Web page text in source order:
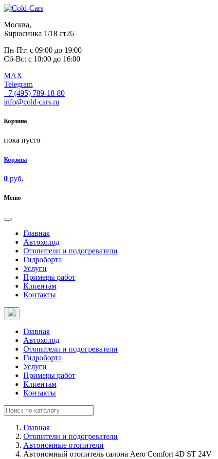
Москва,
Бирюсинка 1/18 ст26 ​
Пн-Пт: с 09:00 до 19:00
Сб-Вс: с 10:00 до 16:00
MAX
Telegram
+7 (495) 789-18-80
info@cold-cars.ru
Корзина
пока пусто
Корзина
0 руб.
Меню
Главная
Автохолод
Отопители и подогреватели
Гидроборта
Услуги
Примеры работ
Клиентам
Контакты
Главная
Автохолод
Отопители и подогреватели
Гидроборта
Услуги
Примеры работ
Клиентам
Контакты
Главная
Отопители и подогреватели
Автономные отопители
Автономный отопитель салона Aero Comfort 4D ST 24V